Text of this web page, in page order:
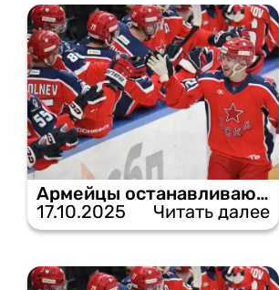
Армейцы останавливают «Торпедо», забросив одну, но решающую шайбу.
17.10.2025
Читать далее